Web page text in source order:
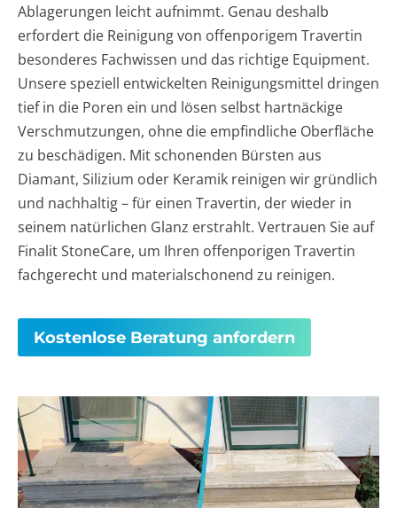
Ablagerungen leicht aufnimmt. Genau deshalb
erfordert die Reinigung von offenporigem Travertin
besonderes Fachwissen und das richtige Equipment.
Unsere speziell entwickelten Reinigungsmittel dringen
tief in die Poren ein und lösen selbst hartnäckige
Verschmutzungen, ohne die empfindliche Oberfläche
zu beschädigen. Mit schonenden Bürsten aus
Diamant, Silizium oder Keramik reinigen wir gründlich
und nachhaltig – für einen Travertin, der wieder in
seinem natürlichen Glanz erstrahlt. Vertrauen Sie auf
Finalit StoneCare, um Ihren offenporigen Travertin
fachgerecht und materialschonend zu reinigen.
Kostenlose Beratung anfordern